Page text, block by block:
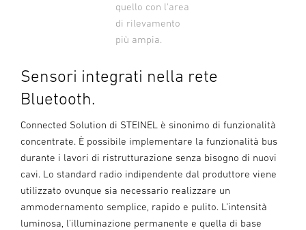
quello con l'area
di rilevamento
più ampia.
Sensori integrati nella rete
Bluetooth.
Connected Solution di STEINEL è sinonimo di funzionalità
concentrate. È possibile implementare la funzionalità bus
durante i lavori di ristrutturazione senza bisogno di nuovi
cavi. Lo standard radio indipendente dal produttore viene
utilizzato ovunque sia necessario realizzare un
ammodernamento semplice, rapido e pulito. L’intensità
luminosa, l’illuminazione permanente e quella di base